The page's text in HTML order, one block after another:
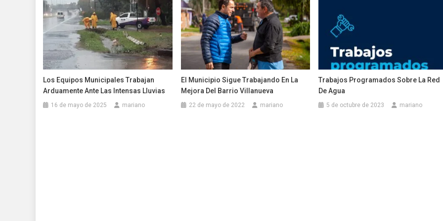
Los Equipos Municipales Trabajan
Arduamente Ante Las Intensas Lluvias
16 de mayo de 2025 mariano
El Municipio Sigue Trabajando En La
Mejora Del Barrio Villanueva
22 de mayo de 2022 mariano
Trabajos Programados Sobre La Red
De Agua
5 de octubre de 2023 mariano